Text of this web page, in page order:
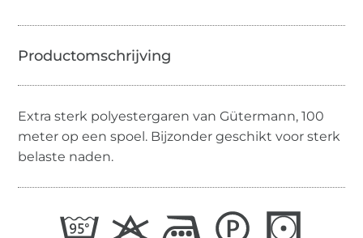
Extra sterk polyestergaren van Gütermann, 100
meter op een spoel. Bijzonder geschikt voor sterk
belaste naden.